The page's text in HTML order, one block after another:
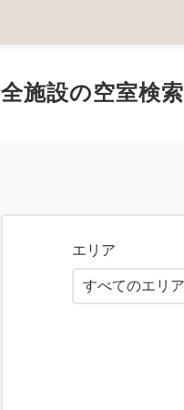
全施設の空室検索
エリア